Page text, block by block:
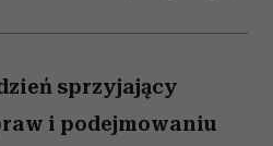
sprzyjający
i podejmowaniu